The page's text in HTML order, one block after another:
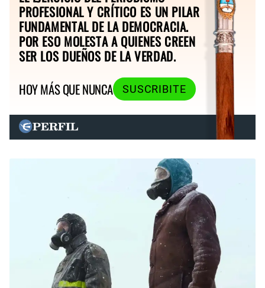
PROFESIONAL Y CRÍTICO ES UN PILAR
FUNDAMENTAL DE LA DEMOCRACIA.
POR ESO MOLESTA A QUIENES CREEN
SER LOS DUEÑOS DE LA VERDAD.
HOY MÁS QUE NUNCA
SUSCRIBITE